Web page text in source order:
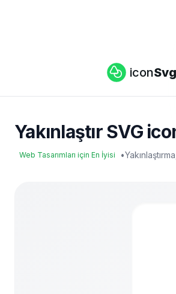
iconSvg
Yakınlaştır SVG
Web Tasarımları için En İyisi •